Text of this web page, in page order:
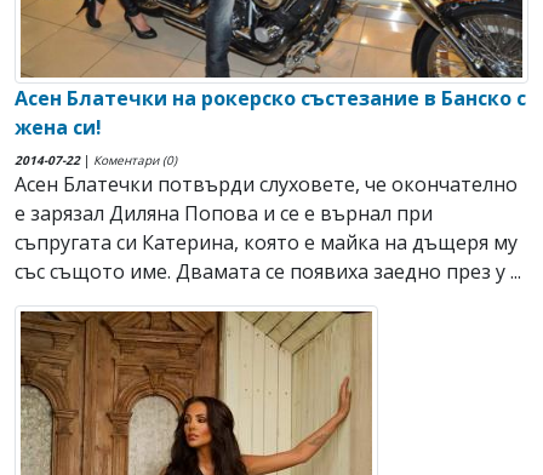
Асен Блатечки на рокерско състезание в Банско с
жена си!
2014-07-22| Коментари (0)
Асен Блатечки потвърди слуховете, че окончателно
е зарязал Диляна Попова и се е върнал при
съпругата си Катерина, която е майка на дъщеря му
със същото име. Двамата се появиха заедно през у ...